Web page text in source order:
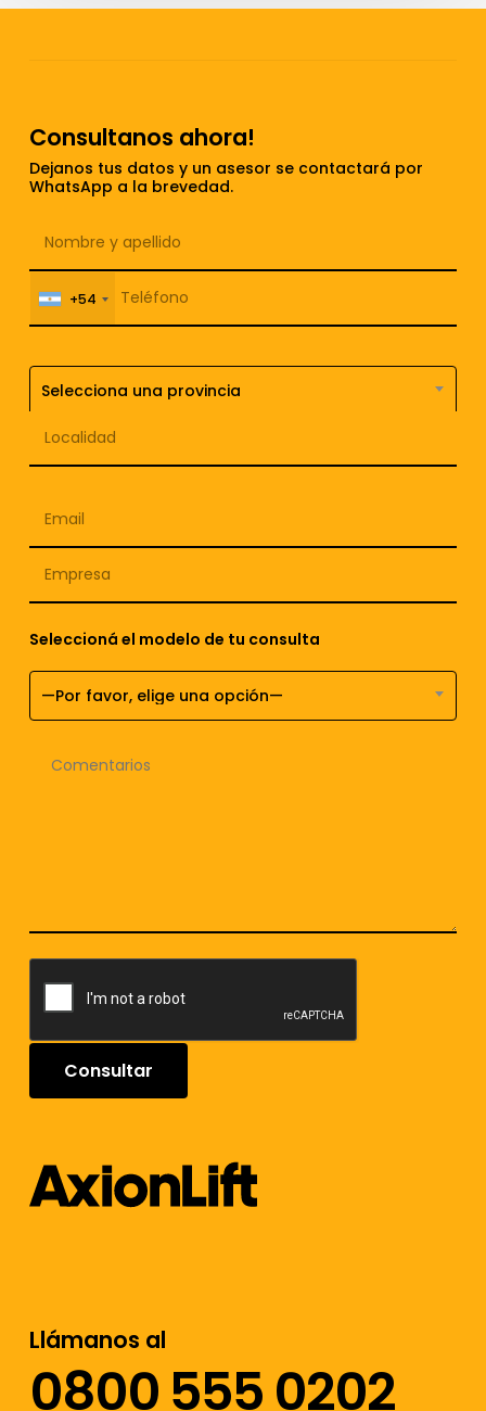
Llámanos al
0800 555 0202
Consultanos ahora!
Dejanos tus datos y un asesor se contactará por
WhatsApp a la brevedad.
+54
Selecciona una provincia
Seleccioná el modelo de tu consulta
—Por favor, elige una opción—